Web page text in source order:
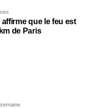
que le feu est
de Paris